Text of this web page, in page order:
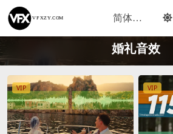
婚礼音效
VIP VIP